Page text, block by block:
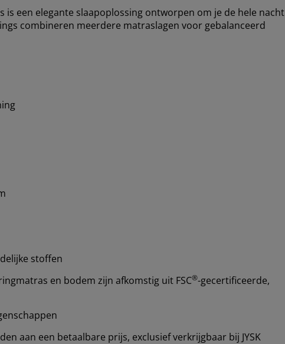
is een elegante slaapoplossing ontworpen om je de hele nacht
combineren meerdere matraslagen voor gebalanceerd
stoffen
en bodem zijn afkomstig uit FSC®-gecertificeerde,
aan een betaalbare prijs, exclusief verkrijgbaar bij JYSK